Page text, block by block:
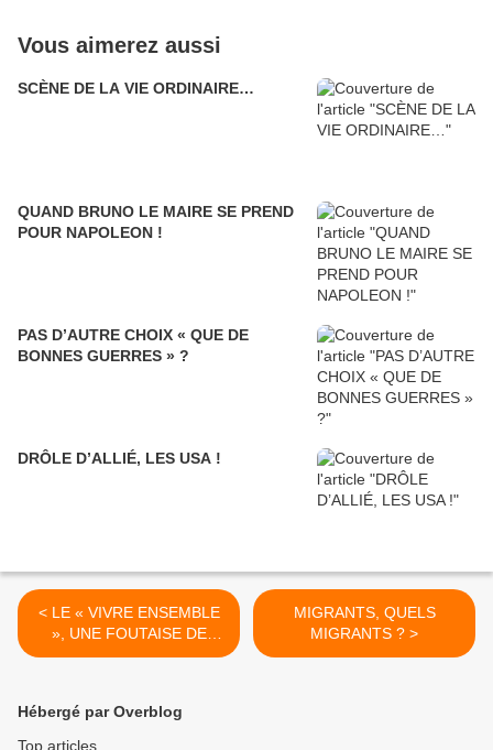
Vous aimerez aussi
SCÈNE DE LA VIE ORDINAIRE…
QUAND BRUNO LE MAIRE SE PREND
POUR NAPOLEON !
PAS D’AUTRE CHOIX « QUE DE
BONNES GUERRES » ?
DRÔLE D’ALLIÉ, LES USA !
< LE « VIVRE ENSEMBLE
», UNE FOUTAISE DE
POLITIQUES
MIGRANTS, QUELS
MIGRANTS ? >
Hébergé par Overblog
Top articles